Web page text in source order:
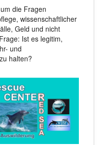
die Fragen
wissenschaftlicher
Geld und nicht
Ist es legitim,
und
halten?